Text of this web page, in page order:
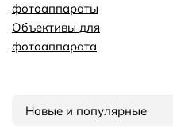
фотоаппараты
Объективы для
фотоаппарата
Новые и популярные